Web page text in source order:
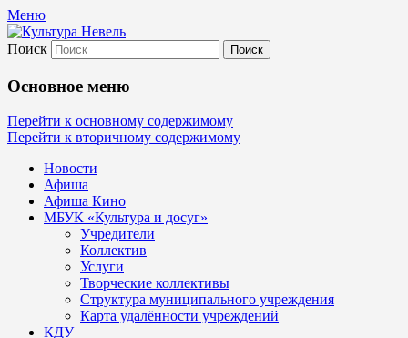
Меню
Культура Невель
МБУК Невельского района "Культура
и досуг"
Поиск
Основное меню
Перейти к основному содержимому
Перейти к вторичному содержимому
Новости
Афиша
Афиша Кино
МБУК «Культура и досуг»
Учредители
Коллектив
Услуги
Творческие коллективы
Структура муниципального учреждения
Карта удалённости учреждений
КДУ